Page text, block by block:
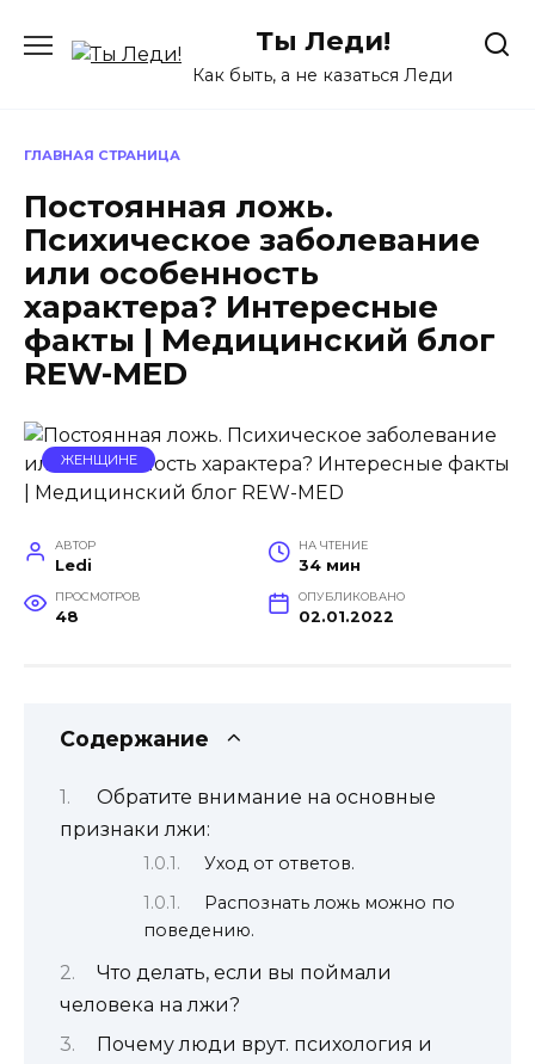
содержанию
Ты Леди!
Как быть, а не казаться Леди
ГЛАВНАЯ СТРАНИЦА
Постоянная ложь.
Психическое заболевание
или особенность
характера? Интересные
факты | Медицинский блог
REW-MED
ЖЕНЩИНЕ
АВТОР
Ledi
НА ЧТЕНИЕ
34 мин
ПРОСМОТРОВ
48
ОПУБЛИКОВАНО
02.01.2022
Содержание
Обратите внимание на основные
признаки лжи:
Уход от ответов.
Распознать ложь можно по
поведению.
Что делать, если вы поймали
человека на лжи?
Почему люди врут. психология и